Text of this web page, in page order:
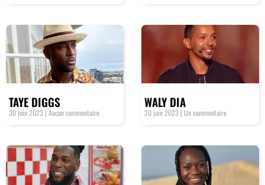
TAYE DIGGS
30 juin 2023 Aucun commentaire
WALY DIA
20 juin 2023 Un commentaire